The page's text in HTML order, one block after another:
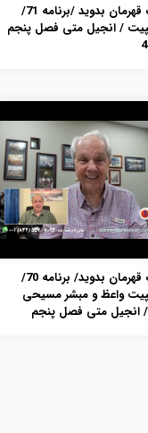
مانند یک قهرمان بدوید /برنامه 71/
/ انجیل متی فصل پنجم
مانند یک قهرمان بدوید/ برنامه 70/
واعظ و مبشر مسیحی
انجیل متی فصل پنجم